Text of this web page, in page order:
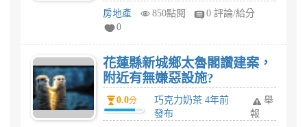
房地產
850點閱
0 評論/給分
0
花蓮縣新城鄉太魯閣讚建案，
附近有無嫌惡設施?
0.0分
巧克力奶茶 4年前
發布
舉
報